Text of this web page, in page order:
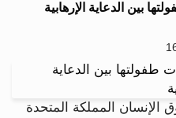
بين الدعاية الإرهابية
الإنسان المملكة المتحدة